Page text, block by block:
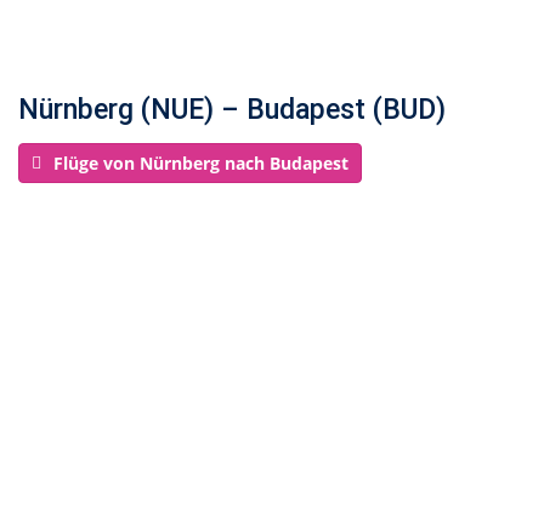
Nürnberg (NUE) – Budapest (BUD)
Flüge von Nürnberg nach Budapest